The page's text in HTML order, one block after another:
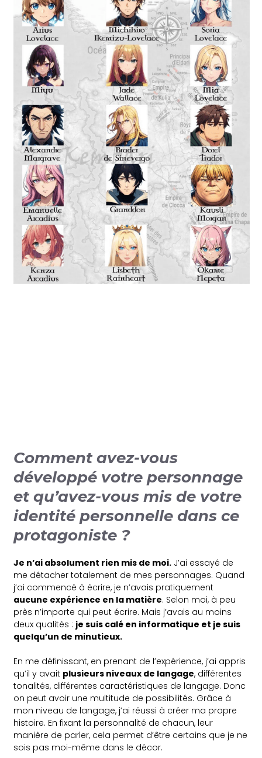
Comment avez-vous
développé votre personnage
et qu’avez-vous mis de votre
identité personnelle dans ce
protagoniste ?
Je n’ai absolument rien mis de moi. J’ai essayé de
me détacher totalement de mes personnages. Quand
j’ai commencé à écrire, je n’avais pratiquement
aucune expérience en la matière. Selon moi, à peu
près n’importe qui peut écrire. Mais j’avais au moins
deux qualités : je suis calé en informatique et je suis
quelqu’un de minutieux.
En me définissant, en prenant de l’expérience, j’ai appris
qu’il y avait plusieurs niveaux de langage, différentes
tonalités, différentes caractéristiques de langage. Donc
on peut avoir une multitude de possibilités. Grâce à
mon niveau de langage, j’ai réussi à créer ma propre
histoire. En fixant la personnalité de chacun, leur
manière de parler, cela permet d’être certains que je ne
sois pas moi-même dans le décor.